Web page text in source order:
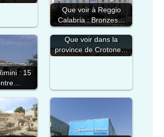
Que voir à Reggio
Calabria : Bronzes…
: 15
Que voir dans la
province de Crotone…